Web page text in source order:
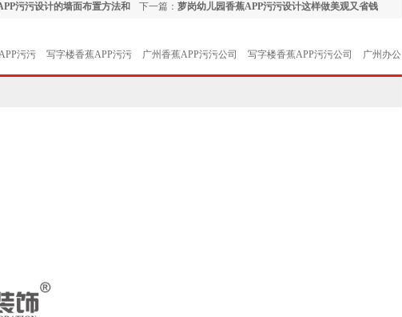
下一篇： 萝岗幼儿园香蕉APP污污设计这样做美观又省钱
污污设计的墙面布置方法和
污污 写字楼香蕉APP污污 广州香蕉APP污污公司 写字楼香蕉APP污污公司 广州办公